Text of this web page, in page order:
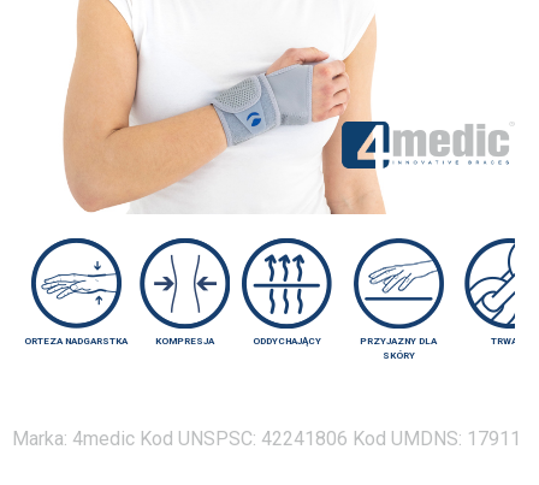
ORTEZA NADGARSTKA KOMPRESJA ODDYCHAJĄCY
PRZYJAZNY DLA
SKÓRY
TRWAŁY
Marka: 4medic Kod UNSPSC: 42241806 Kod UMDNS: 17911